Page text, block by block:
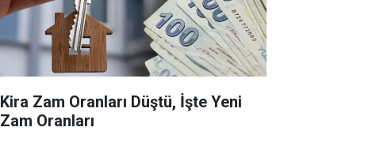
Kira Zam Oranları Düştü, İşte Yeni
Zam Oranları